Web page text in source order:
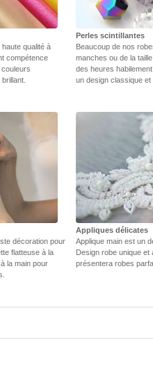
qualité à
compétence
Perles scintillantes
Beaucoup de nos
manches ou de la
des heures
un design classique
décoration pour
flatteuse à la
la main pour
Appliques délicates
Applique main est un
Design robe unique
présentera robes